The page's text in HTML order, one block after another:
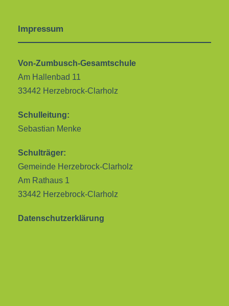
Impressum
Von-Zumbusch-Gesamtschule
Am Hallenbad 11
33442 Herzebrock-Clarholz
Schulleitung:
Sebastian Menke
Schulträger:
Gemeinde Herzebrock-Clarholz
Am Rathaus 1
33442 Herzebrock-Clarholz
Datenschutzerklärung